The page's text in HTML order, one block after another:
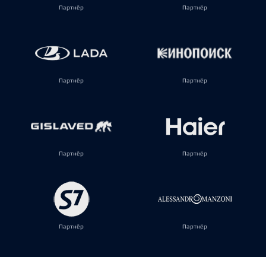
Партнёр Партнёр
Партнёр Партнёр
Партнёр Партнёр
Партнёр Партнёр